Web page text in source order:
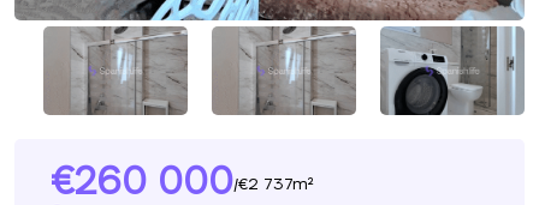
260 000/ 2 737m²